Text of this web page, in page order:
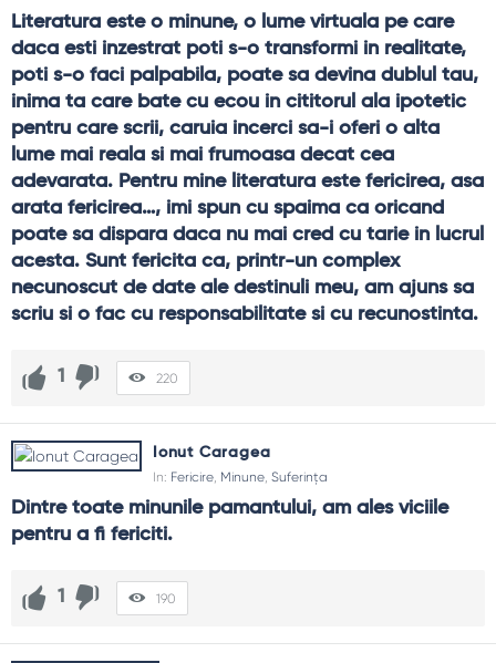
Literatura este o minune, o lume virtuala pe care
daca esti inzestrat poti s-o transformi in realitate,
poti s-o faci palpabila, poate sa devina dublul tau,
inima ta care bate cu ecou in cititorul ala ipotetic
pentru care scrii, caruia incerci sa-i oferi o alta
lume mai reala si mai frumoasa decat cea
adevarata. Pentru mine literatura este fericirea, asa
arata fericirea…, imi spun cu spaima ca oricand
poate sa dispara daca nu mai cred cu tarie in lucrul
acesta. Sunt fericita ca, printr-un complex
necunoscut de date ale destinuli meu, am ajuns sa
scriu si o fac cu responsabilitate si cu recunostinta.
1 220
Ionut Caragea
In: Fericire Minune Suferința
Dintre toate minunile pamantului, am ales viciile
pentru a fi fericiti.
1 190